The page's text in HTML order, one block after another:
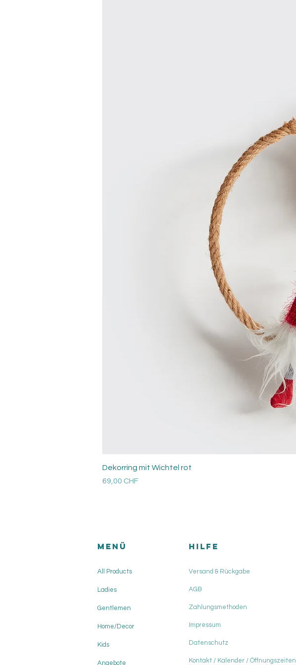
Dekorring mit Wichtel rot
Preis
69,00 CHF
Menü
All Products
Ladies
Gentlemen
Home/Decor
Kids
Angebote
HILFE
Versand & Rückgabe
AGB
Zahlungsmethoden
Impressum
Datenschutz
Kontakt / Kalender / Öffnungszeiten